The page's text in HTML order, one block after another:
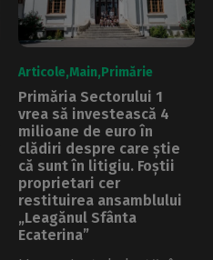
Articole Main Primărie
Primăria Sectorului 1
vrea să investească 4
milioane de euro în
clădiri despre care știe
că sunt în litigiu. Foștii
proprietari cer
restituirea ansamblului
„Leagănul Sfânta
Ecaterina”